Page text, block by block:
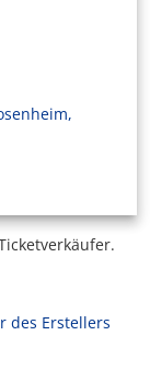
des Erstellers